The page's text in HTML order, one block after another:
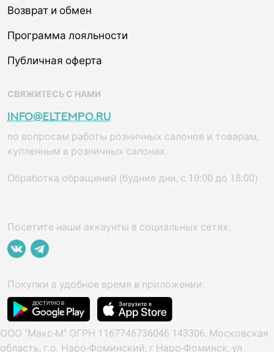
Возврат и обмен
Программа лояльности
Публичная оферта
СВЯЖИТЕСЬ С НАМИ
info@eltempo.ru
по вопросам работы розничных салонов и товарам,
купленным в розничных салонах.
Обработка обращений (будние дни, с 10:00 до 18:00)
Посетите наши аккаунты в социальных сетях:
Покупки в удобное время в приложении:
ООО "Макс-М" ОГРН 1167746736046 143306, Московская
область, г.о. Наро-Фоминский, г Наро-Фоминск, ул